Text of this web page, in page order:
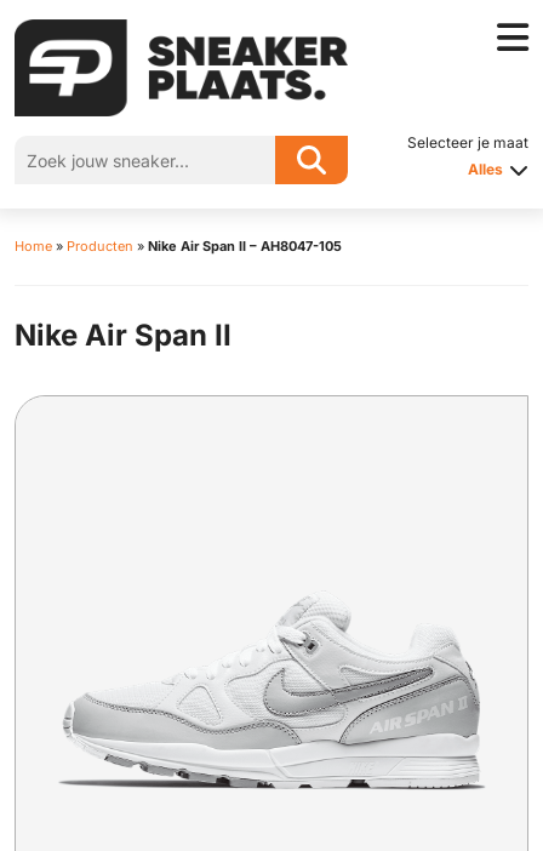
Selecteer je maat
Alles
Home » Producten » Nike Air Span II – AH8047-105
Nike Air Span II